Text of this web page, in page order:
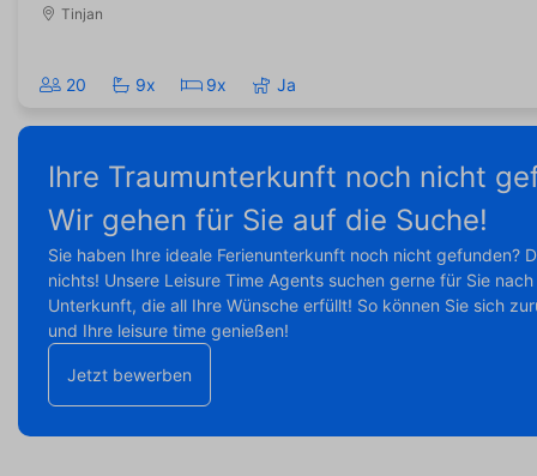
Tinjan
20 9x 9x Ja
Ihre Traumunterkunft noch nicht
Wir gehen für Sie auf die Suche!
Sie haben Ihre ideale Ferienunterkunft noch nicht gefunden?
nichts! Unsere Leisure Time Agents suchen gerne für Sie nach
Unterkunft, die all Ihre Wünsche erfüllt! So können Sie sich
und Ihre leisure time genießen!
Jetzt bewerben